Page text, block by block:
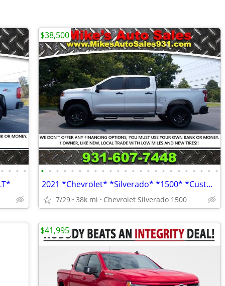
• • • • • • • • • • • • • • • • • • • • • • • • • • • •
2021 *Chevrolet* *Silverado* *1500* *Custom* Trail Boss
7/29 38k mi Chevrolet Silverado 1500
$38,500
$41,995